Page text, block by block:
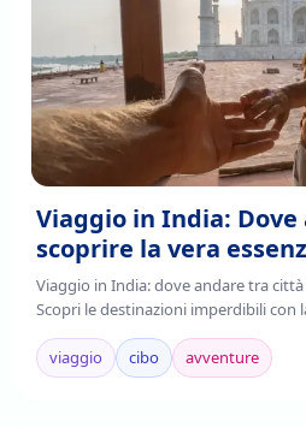
Viaggio in India:
scoprire la vera
Viaggio in India: dove andare tra
Scopri le destinazioni imperdibili con
viaggio cibo avventure